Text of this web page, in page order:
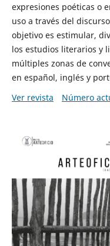
expresiones poéticas o
uso a través del
objetivo es estimular,
los estudios literarios y
múltiples zonas de
en español, inglés y
Ver revista
Número